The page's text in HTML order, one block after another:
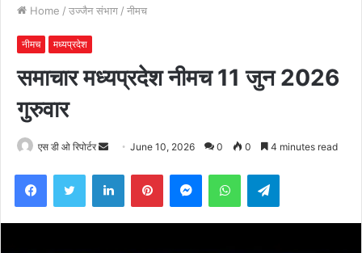
Home / उज्जैन संभाग / नीमच
नीमच मध्यप्रदेश
समाचार मध्यप्रदेश नीमच 11 जुन 2026
गुरुवार
एस डी ओ रिपोर्टर
Send June 10, 2026 0 0 4 minutes read
FacebookTwitter LinkedInPinterestMessengerWhatsAppTelegram